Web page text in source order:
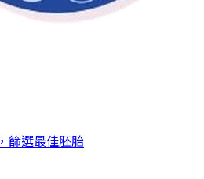
篩選最佳胚胎